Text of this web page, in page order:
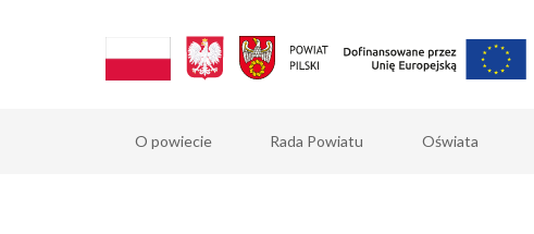
O powiecie Rada Powiatu Oświata